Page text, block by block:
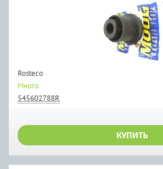
Rosteco
Много
545602788R
КУПИТЬ